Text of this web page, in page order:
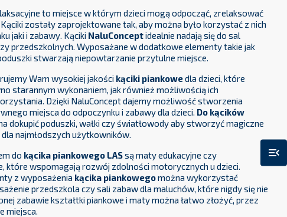
menu_open
to miejsce w którym dzieci mogą odpocząć, zrelaksować
zostały zaprojektowane tak, aby można było korzystać z nich
jaki i zabawy. Kąciki NaluConceptidealnie nadają się do sal
przedszkolnych. Wyposażane w dodatkowe elementy takie jak
stwarzają niepowtarzanie przytulne miejsce.
Wam wysokiej jakości kąciki piankowedla dzieci, które
starannym wykonaniem, jak również możliwością ich
Dzięki NaluConcept dajemy możliwość stworzenia
miejsca do odpoczynku i zabawy dla dzieci. Do kącików
dokupić poduszki, wałki czy światłowody aby stworzyć magiczne
najmłodszych użytkowników.
do kącika piankowego LASsą maty edukacyjne czy
które wspomagają rozwój zdolności motorycznych u dzieci.
z wyposażenia kącika piankowegomożna wykorzystać
przedszkola czy sali zabaw dla maluchów, które nigdy się nie
zabawie kształtki piankowe i maty można łatwo złożyć, przez
miejsca.